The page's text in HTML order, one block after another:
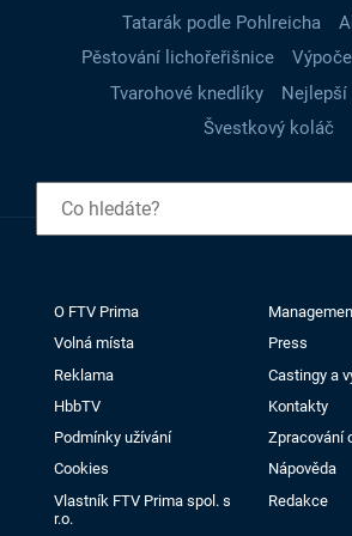
Tatarák podle Pohlreicha
Pěstování lichořeřišnice
Tvarohové knedlíky
Nejlepší
Švestkový koláč
O FTV Prima
Volná místa
Press
Reklama
Castingy a
HbbTV
Kontakty
Podmínky užívání
Zpracování
Cookies
Nápověda
Vlastník FTV Prima spol. s
r.o.
Redakce